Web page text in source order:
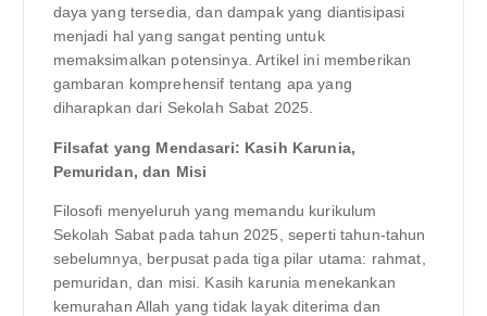
daya yang tersedia, dan dampak yang diantisipasi
menjadi hal yang sangat penting untuk
memaksimalkan potensinya. Artikel ini memberikan
gambaran komprehensif tentang apa yang
diharapkan dari Sekolah Sabat 2025.
Filsafat yang Mendasari: Kasih Karunia,
Pemuridan, dan Misi
Filosofi menyeluruh yang memandu kurikulum
Sekolah Sabat pada tahun 2025, seperti tahun-tahun
sebelumnya, berpusat pada tiga pilar utama: rahmat,
pemuridan, dan misi. Kasih karunia menekankan
kemurahan Allah yang tidak layak diterima dan